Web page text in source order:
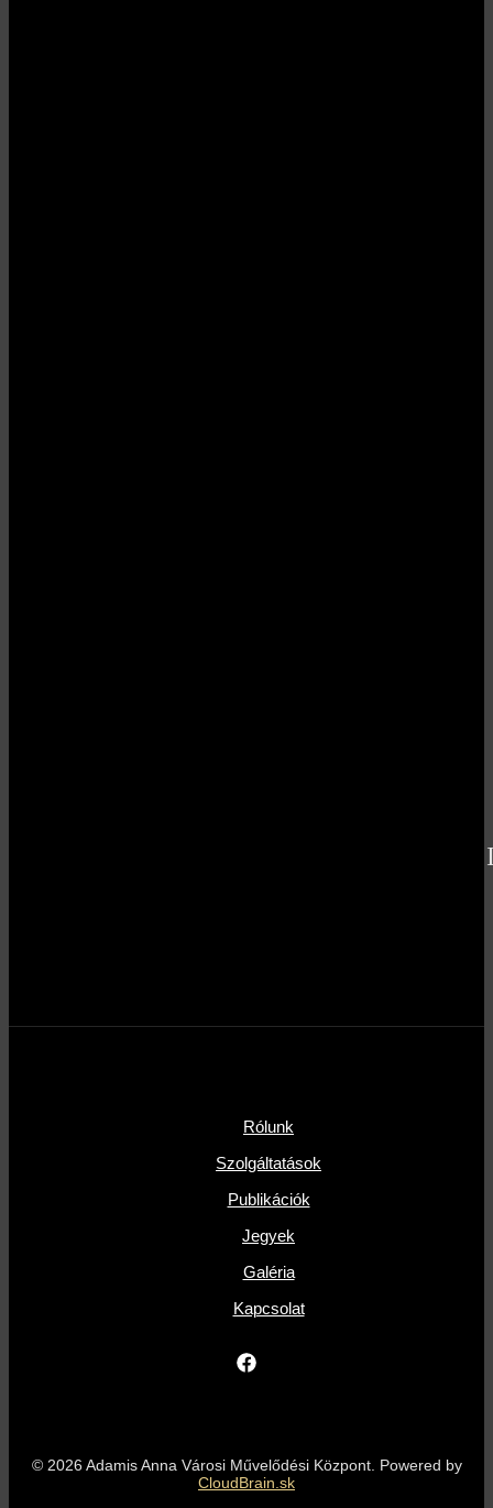
Rólunk
Szolgáltatások
Publikációk
Jegyek
Galéria
Kapcsolat
© 2026 Adamis Anna Városi Művelődési Központ. Powered by
CloudBrain.sk